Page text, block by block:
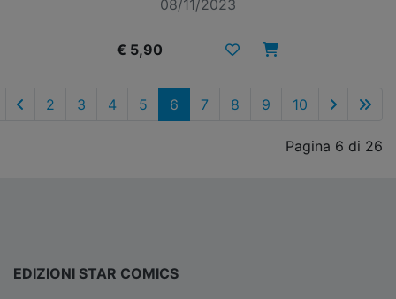
08/11/2023
€ 5,90
2 3 4 5 6 7 8 9 10
Pagina 6 di 26
EDIZIONI STAR COMICS